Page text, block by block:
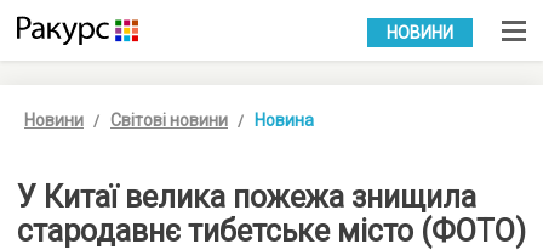
УКР РУС
НОВИНИ
Новини Світові новини Новина
У Китаї велика пожежа знищила
стародавнє тибетське місто (ФОТО)